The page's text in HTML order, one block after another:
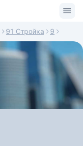
91 Стройка 9